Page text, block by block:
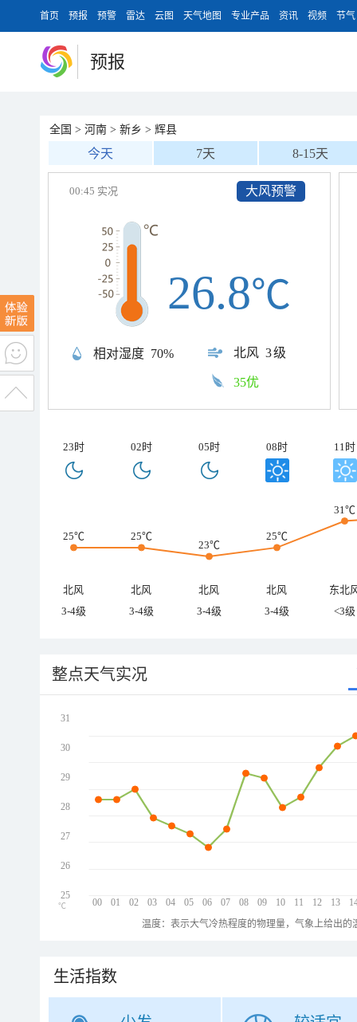
首页 预报 预警 雷达 云图 天气地图 专业产品 资讯 视频 节气
预报
全国 > 河南 > 新乡 > 辉县
今天 7天 8-15天
00:45 实况
相对湿度 70% 北风 3级
26.8℃
35优
大风预警
23时 02时 05时 08时 11时
25℃ 25℃
23℃
25℃
31℃
北风 北风 北风 北风
东北
3-4级
3-4级 3-4级 3-4级 <3级
整点天气实况
00 01 02 03 04 05 06 07 08 09 10 11 12 13
31
30
29
28
27
26
25
℃
温度：表示大气冷热程度的物理量，气象上给出
生活指数